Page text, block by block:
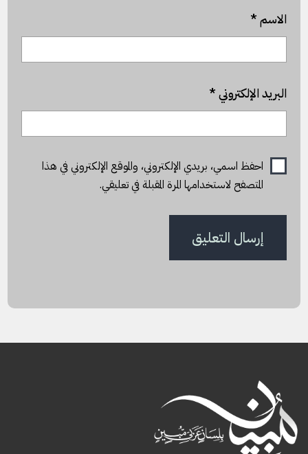
الاسم*
البريد الإلكتروني*
احفظ اسمي، بريدي الإلكتروني، والموقع الإلكتروني في هذا
المتصفح لاستخدامها المرة المقبلة في تعليقي.